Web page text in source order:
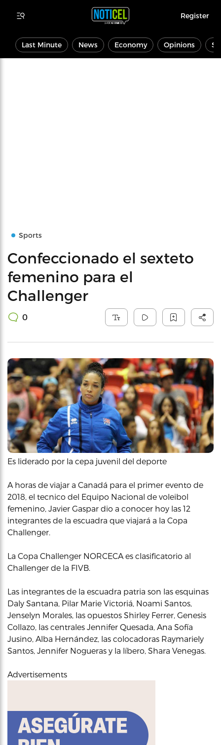
Register
Last Minute News Economy Opinions
Sports
Confeccionado el sexteto
femenino para el
Challenger
0
Es liderado por la cepa juvenil del deporte
A horas de viajar a Canadá para el primer evento de
2018, el tecnico del Equipo Nacional de voleibol
femenino, Javier Gaspar dio a conocer hoy las 12
integrantes de la escuadra que viajará a la Copa
Challenger.
La Copa Challenger NORCECA es clasificatorio al
Challenger de la FIVB.
Las integrantes de la escuadra patria son las esquinas
Daly Santana, Pilar Marie Victoriá, Noami Santos,
Jenselyn Morales, las opuestos Shirley Ferrer, Genesis
Collazo, las centrales Jennifer Quesada, Ana Sofía
Jusino, Alba Hernández, las colocadoras Raymariely
Santos, Jennifer Nogueras y la líbero, Shara Venegas.
Advertisements